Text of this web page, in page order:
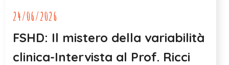
24/06/2026
FSHD: Il mistero della variabilità
clinica-Intervista al Prof. Ricci